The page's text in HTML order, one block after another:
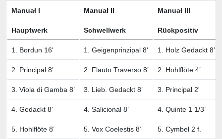
Manuał I Manuał II Manuał III
Hauptwerk Schwellwerk Rückpositiv
1. Bordun 16' 1. Geigenprinzipal 8' 1. Holz Gedackt 8’
2. Principal 8’ 2. Flauto Traverso 8’ 2. Hohlflöte 4’
3. Viola di Gamba 8’ 3. Lieb. Gedackt 8’ 3. Principal 2'
4. Gedackt 8’ 4. Salicional 8’ 4. Quinte 1 1/3’
5. Hohlflöte 8’ 5. Vox Coelestis 8’ 5. Cymbel 2 f.